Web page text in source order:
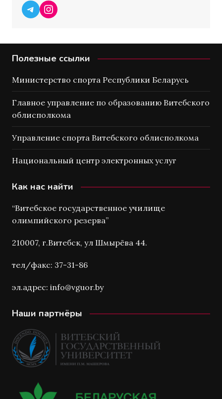
Telegram
Instagram
Полезные ссылки
Министерство спорта Республики Беларусь
Главное управление по образованию Витебского
облисполкома
Управление спорта Витебского облисполкома
Национальный центр электронных услуг
Как нас найти
“Витебское государственное училище
олимпийского резерва”
210007, г.Витебск, ул Шмырёва 44.
тел/факс: 37-31-86
эл.адрес: info@vguor.by
Наши партнёры